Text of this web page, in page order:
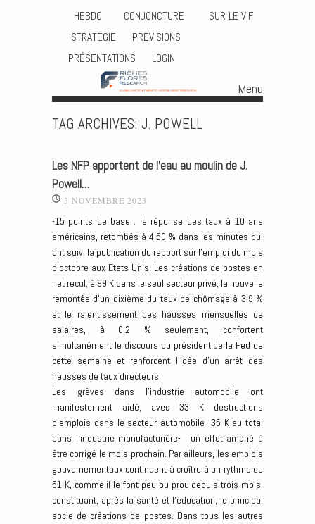
HEBDO CONJONCTURE
SUR LE VIF
STRATEGIE
PREVISIONS
PRÉSENTATIONS
LOGIN
Menu
TAG ARCHIVES: J. POWELL
Les NFP apportent de l’eau au moulin de J.
Powell…
3 NOVEMBRE 2023
-15 points de base : la réponse des taux à 10 ans
américains, retombés à 4,50 % dans les minutes qui
ont suivi la publication du rapport sur l’emploi du mois
d’octobre aux Etats-Unis. Les créations de postes en
net recul, à 99 K dans le seul secteur privé, la nouvelle
remontée d’un dixième du taux de chômage à 3,9 %
et le ralentissement des hausses mensuelles de
salaires, à 0,2 % seulement, confortent
simultanément le discours du président de la Fed de
cette semaine et renforcent l’idée d’un arrêt des
hausses de taux directeurs.
Les grèves dans l’industrie automobile ont
manifestement aidé, avec 33 K destructions
d’emplois dans le secteur automobile -35 K au total
dans l’industrie manufacturière- ; un effet amené à
être corrigé le mois prochain. Par ailleurs, les emplois
gouvernementaux continuent à croître à un rythme de
51 K, comme il le font peu ou prou depuis trois mois,
constituant, après la santé et l’éducation, le principal
socle de créations de postes. Dans tous les autres